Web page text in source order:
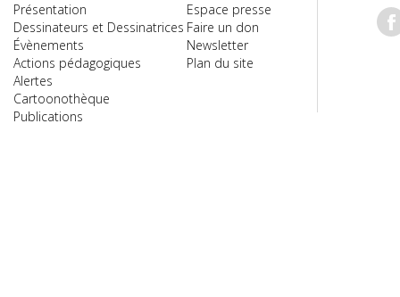
Présentation
Dessinateurs et Dessinatrices
Évènements
Actions pédagogiques
Alertes
Cartoonothèque
Publications
Espace presse
Faire un don
Newsletter
Plan du site